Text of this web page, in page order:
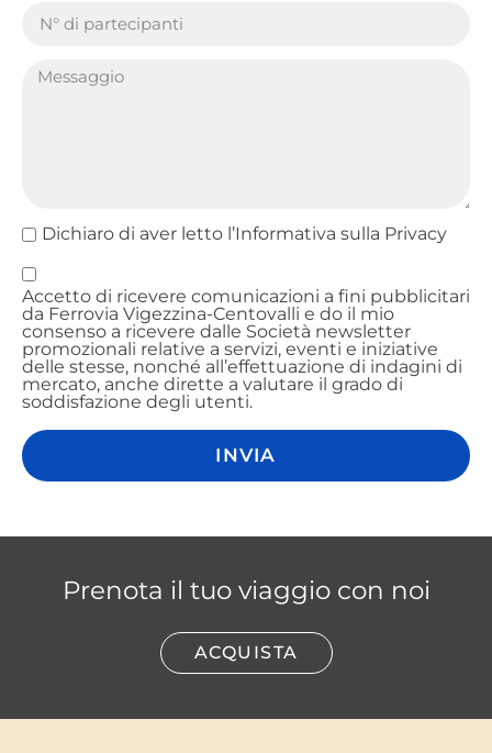
Dichiaro di aver letto l’Informativa sulla Privacy
Accetto di ricevere comunicazioni a fini pubblicitari
da Ferrovia Vigezzina-Centovalli e do il mio
consenso a ricevere dalle Società newsletter
promozionali relative a servizi, eventi e iniziative
delle stesse, nonché all’effettuazione di indagini di
mercato, anche dirette a valutare il grado di
soddisfazione degli utenti.
INVIA
Prenota il tuo viaggio con noi
ACQUISTA